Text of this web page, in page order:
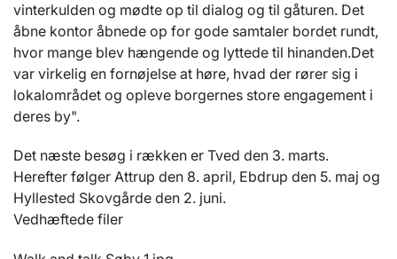
vinterkulden og mødte op til dialog og til gåturen. Det
åbne kontor åbnede op for gode samtaler bordet rundt,
hvor mange blev hængende og lyttede til hinanden.Det
var virkelig en fornøjelse at høre, hvad der rører sig i
lokalområdet og opleve borgernes store engagement i
deres by".
Det næste besøg i rækken er Tved den 3. marts.
Herefter følger Attrup den 8. april, Ebdrup den 5. maj og
Hyllested Skovgårde den 2. juni.
Vedhæftede filer